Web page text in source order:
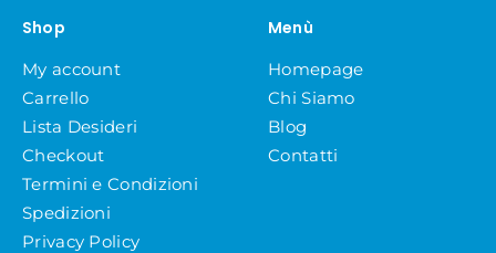
Shop
My account
Carrello
Lista Desideri
Checkout
Termini e Condizioni
Spedizioni
Privacy Policy
Menù
Homepage
Chi Siamo
Blog
Contatti